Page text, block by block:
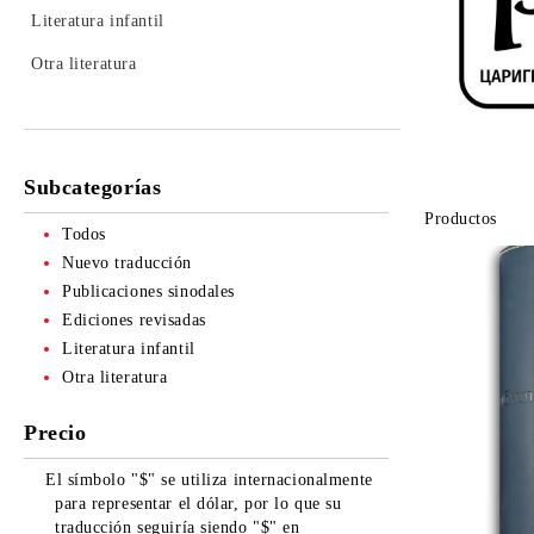
Literatura infantil
Otra literatura
Subcategorías
Todos
Nuevo traducción
Publicaciones sinodales
Ediciones revisadas
Literatura infantil
Otra literatura
Precio
El símbolo "$" se utiliza internacionalmente
para representar el dólar, por lo que su
traducción seguiría siendo "$" en
Productos